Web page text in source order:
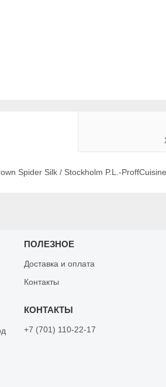
Spider Silk / Stockholm P.L.-ProffCuisine
ПОЛЕЗНОЕ
Доставка и оплата
Контакты
+7 (701) 110-22-17